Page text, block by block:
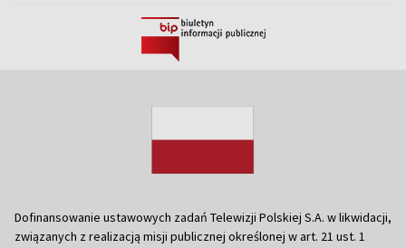
Dofinansowanie ustawowych zadań Telewizji Polskiej S.A. w likwidacji,
związanych z realizacją misji publicznej określonej w art. 21 ust. 1